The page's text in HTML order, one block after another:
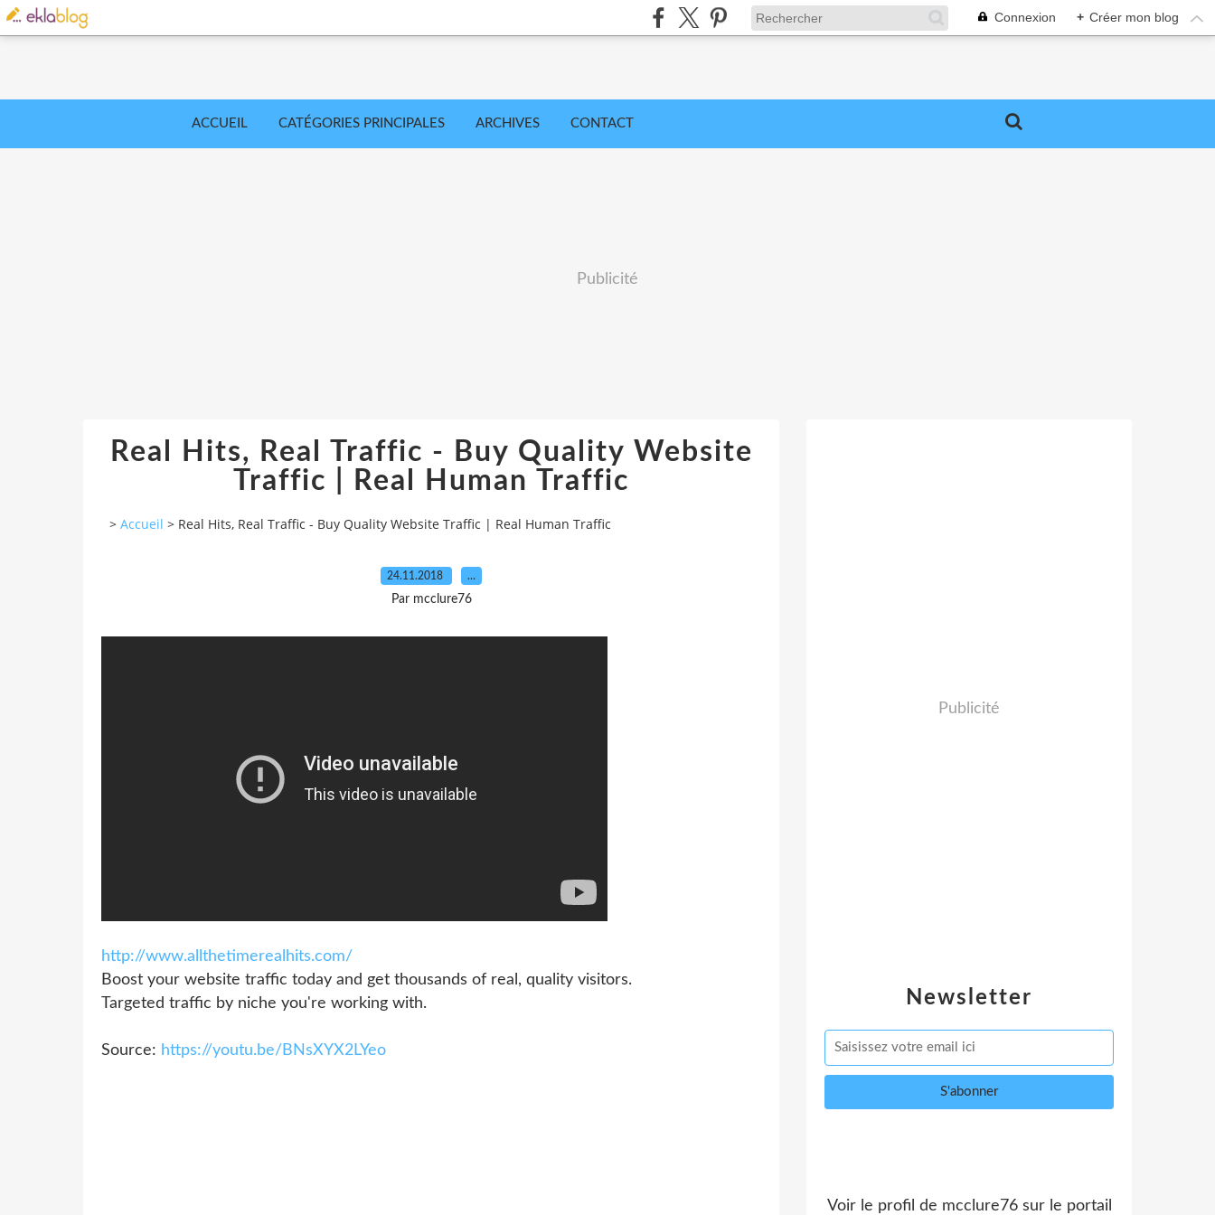
Connexion + Créer mon blog
ACCUEIL CATÉGORIES PRINCIPALES ARCHIVES CONTACT
Publicité
Real Hits, Real Traffic - Buy Quality Website
Traffic | Real Human Traffic
> Accueil > Real Hits, Real Traffic - Buy Quality Website Traffic | Real Human Traffic
24.11.2018 …
Par mcclure76
http://www.allthetimerealhits.com/
Boost your website traffic today and get thousands of real, quality visitors.
Targeted traffic by niche you're working with.
Source: https://youtu.be/BNsXYX2LYeo
Newsletter
Publicité
Voir le profil de mcclure76sur le portail